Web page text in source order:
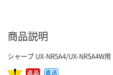
商品説明
シャープ UX-NR5A4/UX-NR5A4W